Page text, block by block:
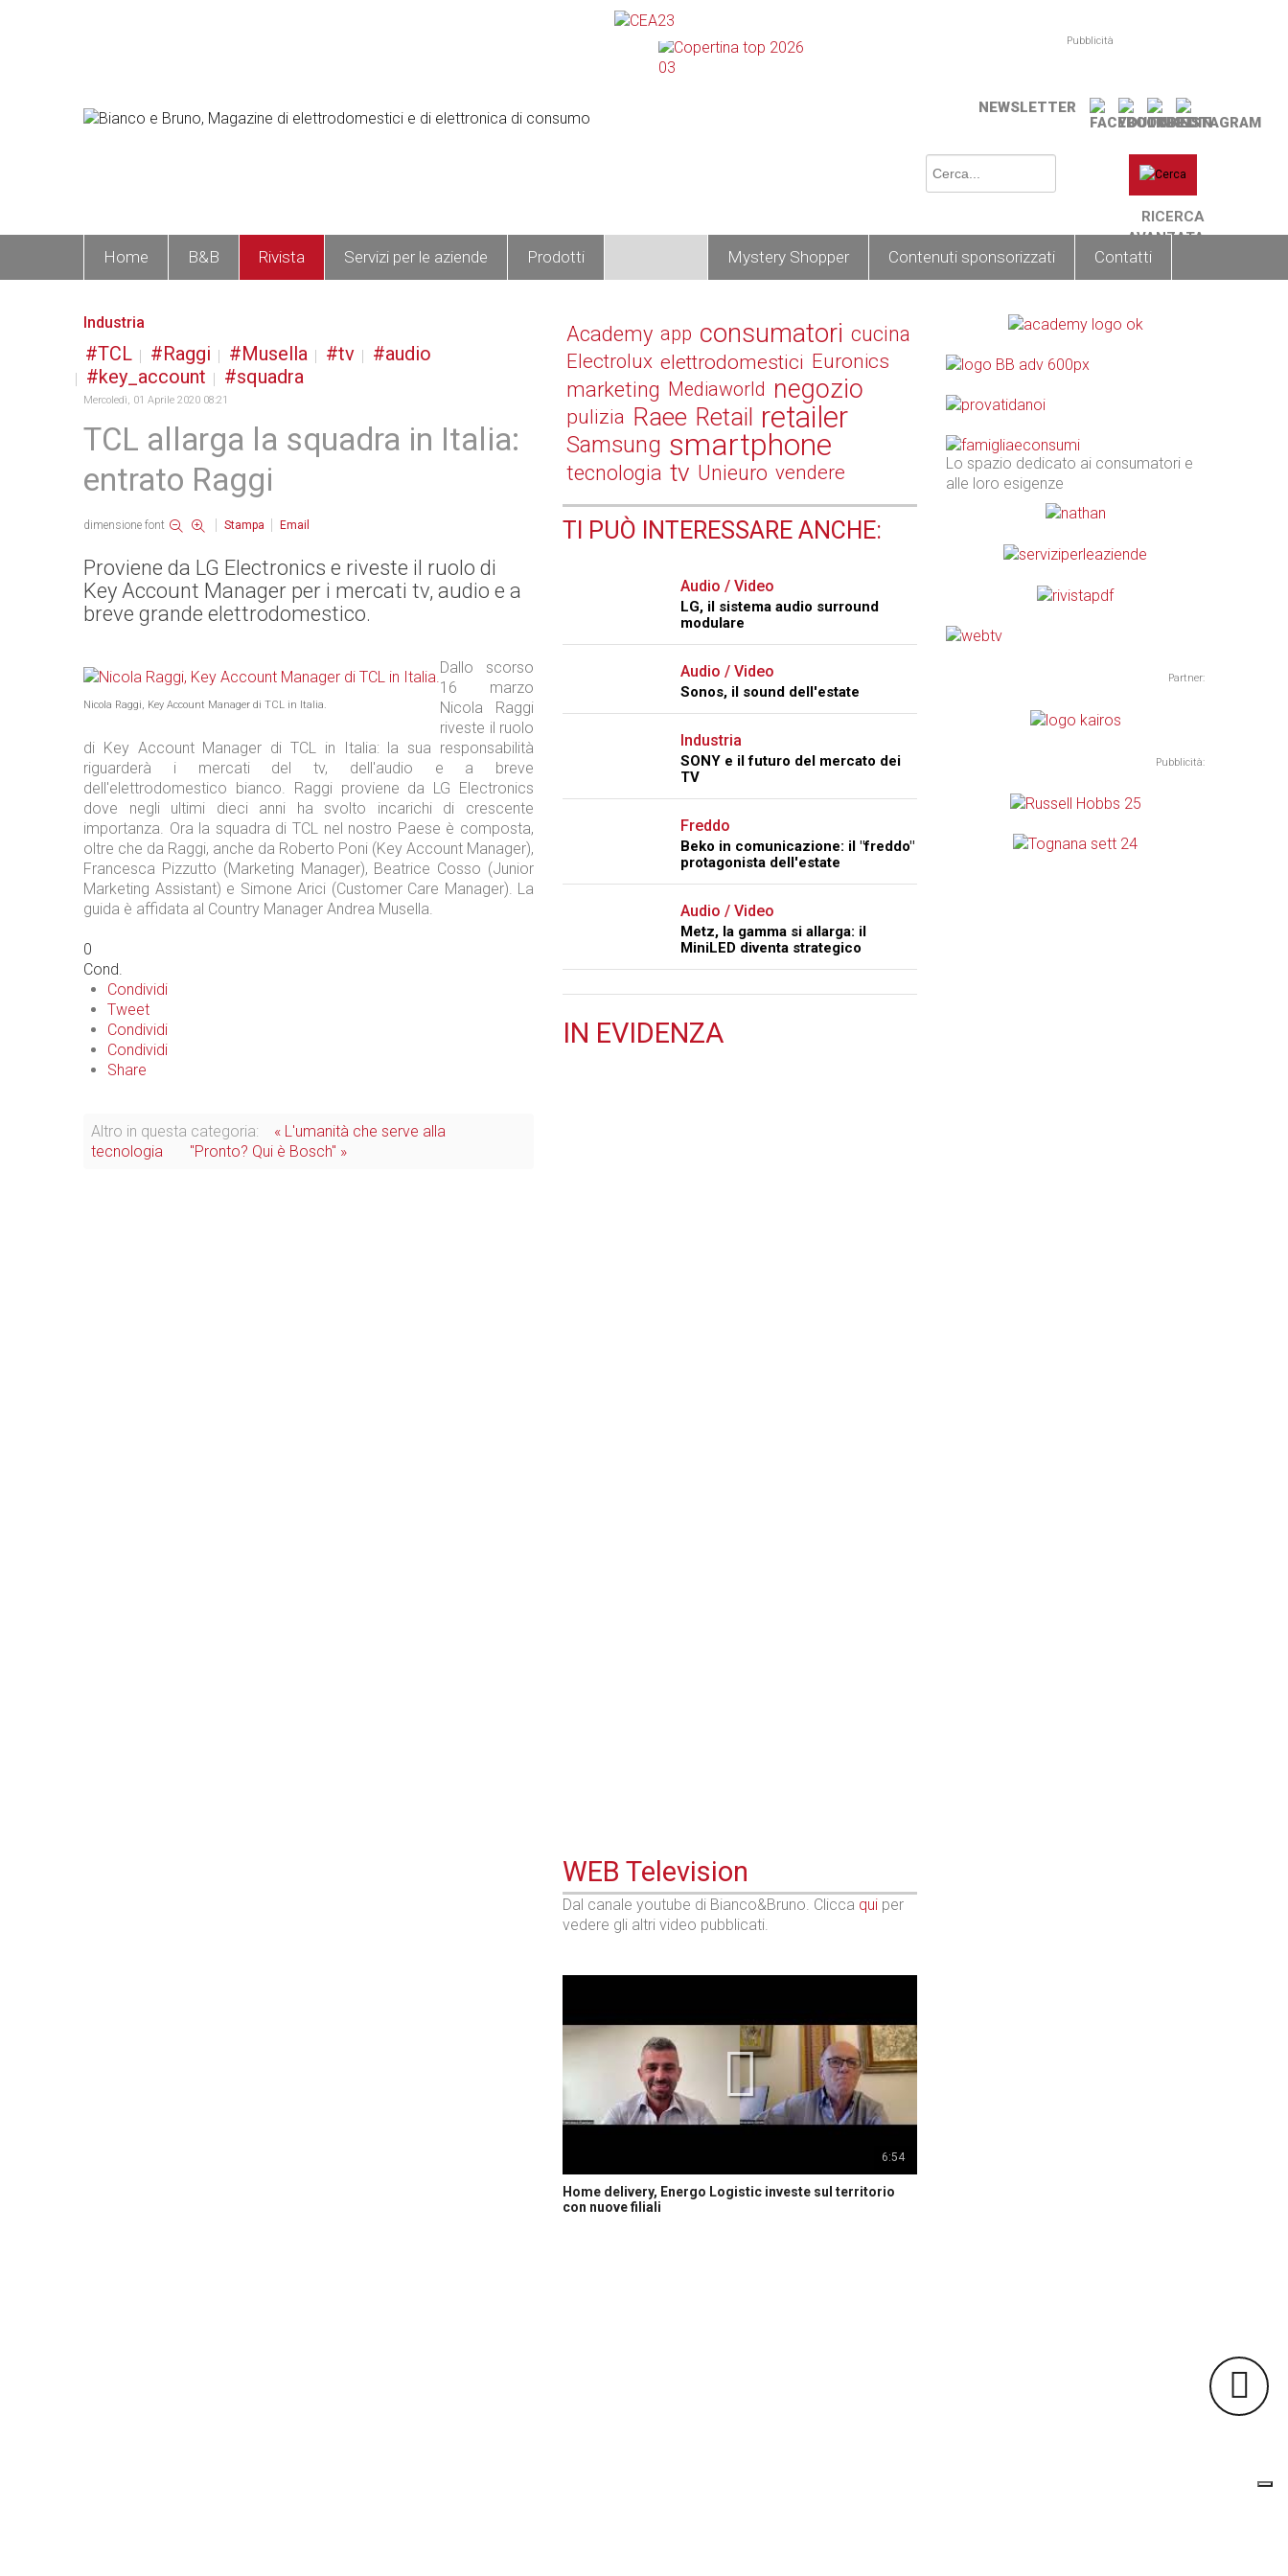
Pubblicità
NEWSLETTER
RICERCA
AVANZATA
Home B&B Rivista Servizi per le aziende Prodotti Mystery Shopper Contenuti sponsorizzati Contatti
Industria
TCL Raggi Musella tv
audio
key_account
squadra
Mercoledì, 01 Aprile 2020 08:21
TCL allarga la squadra in Italia:
entrato Raggi
dimensione font Stampa Email
Proviene da LG Electronics e riveste il ruolo di
Key Account Manager per i mercati tv, audio e a
breve grande elettrodomestico.
Nicola Raggi, Key Account Manager di TCL in Italia.
Dallo scorso
16 marzo
Nicola Raggi
riveste il ruolo
di Key Account Manager di TCL in Italia: la sua responsabilità
riguarderà i mercati del tv, dell'audio e a breve
dell'elettrodomestico bianco. Raggi proviene da LG Electronics
dove negli ultimi dieci anni ha svolto incarichi di crescente
importanza. Ora la squadra di TCL nel nostro Paese è composta,
oltre che da Raggi, anche da Roberto Poni (Key Account Manager),
Francesca Pizzutto (Marketing Manager), Beatrice Cosso (Junior
Marketing Assistant) e Simone Arici (Customer Care Manager). La
guida è affidata al Country Manager Andrea Musella.
0
Cond.
Condividi
Tweet
Condividi
Condividi
Share
Altro in questa categoria:
« L'umanità che serve alla
tecnologia
"Pronto? Qui è Bosch" »
Academy app consumatori cucina
Electrolux elettrodomestici Euronics
marketing Mediaworld negozio
pulizia Raee Retail retailer
Samsung smartphone
tecnologia tv Unieuro vendere
TI PUÒ INTERESSARE ANCHE:
Audio / Video
LG, il sistema audio surround
modulare
Audio / Video
Sonos, il sound dell'estate
Industria
SONY e il futuro del mercato dei
TV
Freddo
Beko in comunicazione: il "freddo"
protagonista dell'estate
Audio / Video
Metz, la gamma si allarga: il
MiniLED diventa strategico
IN EVIDENZA
WEB Television
Dal canale youtube di Bianco&Bruno. Clicca qui per
vedere gli altri video pubblicati.
6:54
Home delivery, Energo Logistic investe sul territorio
con nuove filiali
Lo spazio dedicato ai consumatori e
alle loro esigenze
Partner:
Pubblicità: